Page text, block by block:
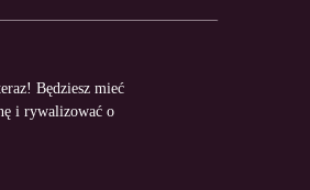
Będziesz mieć
i rywalizować o